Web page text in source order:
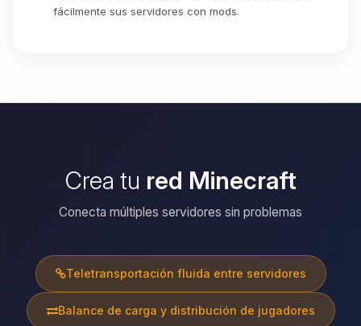
fácilmente sus servidores con mods.
Crea tu red Minecraft
Conecta múltiples servidores sin problemas
Teletransportación fluida entre servidores
Balance de carga y distribución de jugadores